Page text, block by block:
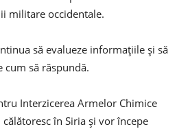
militare occidentale.
să evalueze informațiile și să
cum să răspundă.
Interzicerea Armelor Chimice
călătoresc în Siria și vor începe